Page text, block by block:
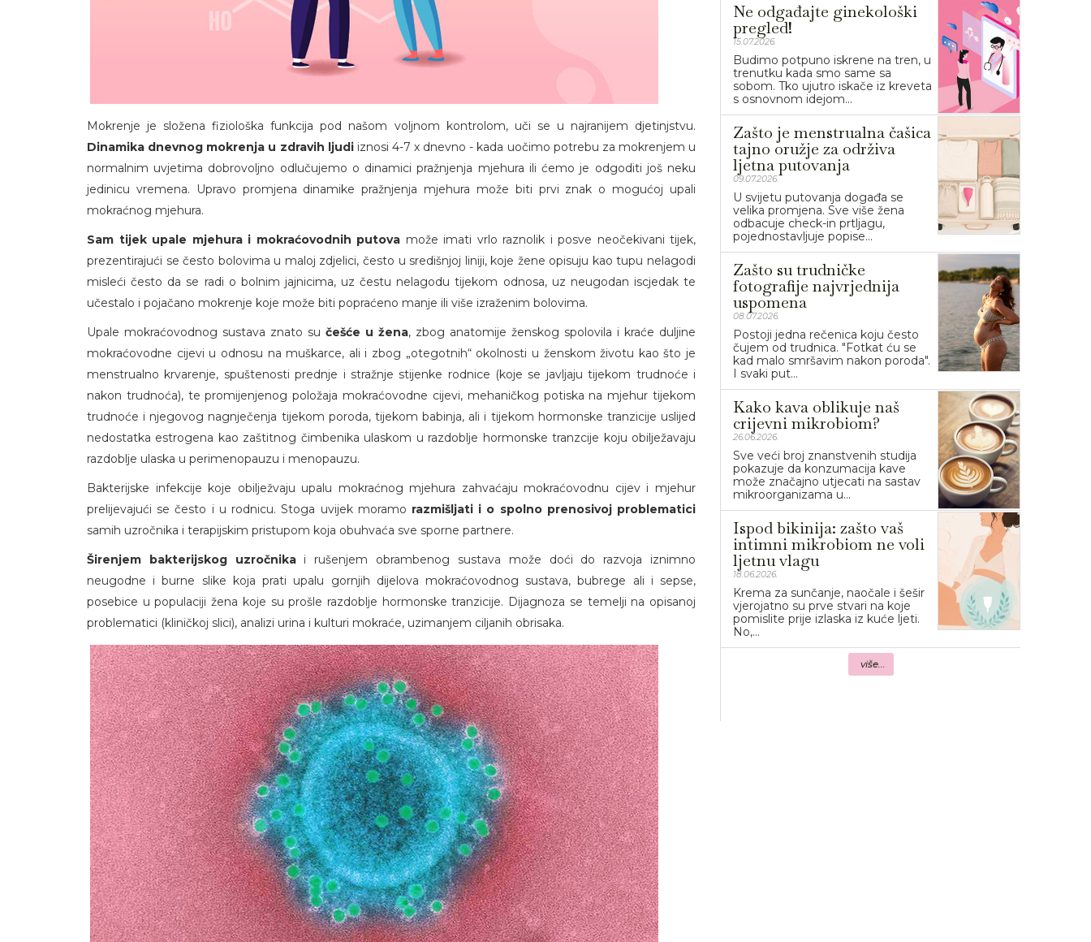
Mokrenje je složena fiziološka funkcija pod našom voljnom kontrolom, uči se u najranijem djetinjstvu.
Dinamika dnevnog mokrenja u zdravih ljudiiznosi 4-7 x dnevno - kada uočimo potrebu za mokrenjem u
normalnim uvjetima dobrovoljno odlučujemo o dinamici pražnjenja mjehura ili ćemo je odgoditi još neku
jedinicu vremena. Upravo promjena dinamike pražnjenja mjehura može biti prvi znak o mogućoj upali
mokraćnog mjehura.
Sam tijek upale mjehura i mokraćovodnih putova može imati vrlo raznolik i posve neočekivani tijek,
prezentirajući se često bolovima u maloj zdjelici, često u središnjoj liniji, koje žene opisuju kao tupu nelagodi
misleći često da se radi o bolnim jajnicima, uz čestu nelagodu tijekom odnosa, uz neugodan iscjedak te
učestalo i pojačano mokrenje koje može biti popraćeno manje ili više izraženim bolovima.
Upale mokraćovodnog sustava znato su češće u žena, zbog anatomije ženskog spolovila i kraće duljine
mokraćovodne cijevi u odnosu na muškarce, ali i zbog „otegotnih“ okolnosti u ženskom životu kao što je
menstrualno krvarenje, spuštenosti prednje i stražnje stijenke rodnice (koje se javljaju tijekom trudnoće i
nakon trudnoća), te promijenjenog položaja mokraćovodne cijevi, mehaničkog potiska na mjehur tijekom
trudnoće i njegovog nagnječenja tijekom poroda, tijekom babinja, ali i tijekom hormonske tranzicije uslijed
nedostatka estrogena kao zaštitnog čimbenika ulaskom u razdoblje hormonske tranzcije koju obilježavaju
razdoblje ulaska u perimenopauzu i menopauzu.
Bakterijske infekcije koje obilježvaju upalu mokraćnog mjehura zahvaćaju mokraćovodnu cijev i mjehur
prelijevajući se često i u rodnicu. Stoga uvijek moramo razmišljati i o spolno prenosivoj problematici
samih uzročnika i terapijskim pristupom koja obuhvaća sve sporne partnere.
Širenjem bakterijskog uzročnikai rušenjem obrambenog sustava može doći do razvoja iznimno
neugodne i burne slike koja prati upalu gornjih dijelova mokraćovodnog sustava, bubrege ali i sepse,
posebice u populaciji žena koje su prošle razdoblje hormonske tranzicije. Dijagnoza se temelji na opisanoj
problematici (kliničkoj slici), analizi urina i kulturi mokraće, uzimanjem ciljanih obrisaka.
Ne odgađajte ginekološki
pregled!
15.07.2026.
Budimo potpuno iskrene na tren, u
trenutku kada smo same sa
sobom. Tko ujutro iskače iz kreveta
s osnovnom idejom...
Zašto je menstrualna čašica
tajno oružje za održiva
ljetna putovanja
09.07.2026.
U svijetu putovanja događa se
velika promjena. Sve više žena
odbacuje check-in prtljagu,
pojednostavljuje popise...
Zašto su trudničke
fotografije najvrjednija
uspomena
08.07.2026.
Postoji jedna rečenica koju često
čujem od trudnica. "Fotkat ću se
kad malo smršavim nakon poroda".
I svaki put...
Kako kava oblikuje naš
crijevni mikrobiom?
26.06.2026.
Sve veći broj znanstvenih studija
pokazuje da konzumacija kave
može značajno utjecati na sastav
mikroorganizama u...
Ispod bikinija: zašto vaš
intimni mikrobiom ne voli
ljetnu vlagu
18.06.2026.
Krema za sunčanje, naočale i šešir
vjerojatno su prve stvari na koje
pomislite prije izlaska iz kuće ljeti.
No,...
više...